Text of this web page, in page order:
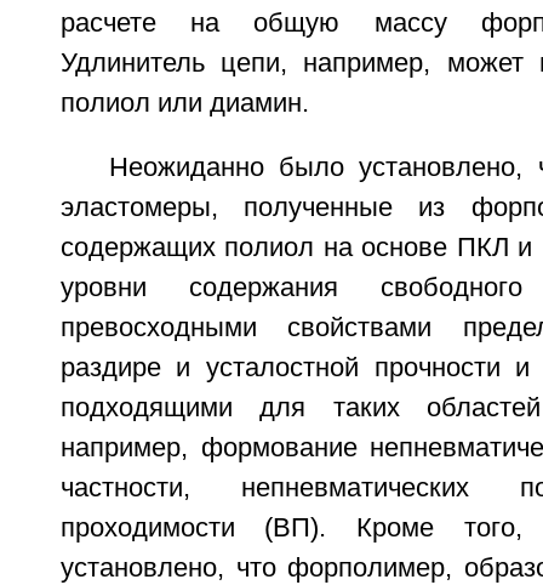
расчете на общую массу
Удлинитель цепи, например, может
полиол или диамин.
Неожиданно было установлено,
эластомеры, полученные из
содержащих полиол на основе ПКЛ
уровни содержания
превосходными свойствами
раздире и усталостной прочности
подходящими для таких
например, формование
частности, непневматических
проходимости (ВП). Кроме
установлено, что форполимер,